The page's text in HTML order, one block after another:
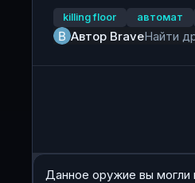
killing floor автомат
Автор BraveНайти
Данное оружие вы могли